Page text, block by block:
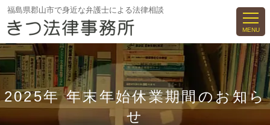
コ
ン
へ
ス
福島県郡山市で身近な弁護士による法律相談
MENU
2025年 年末年始休業期間のお知ら
せ